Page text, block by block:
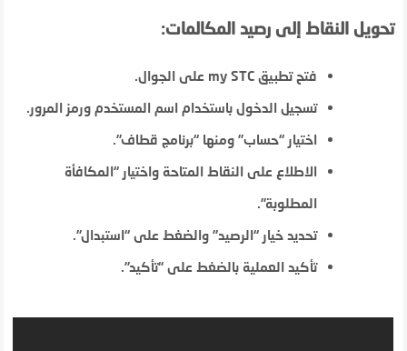
تحويل النقاط إلى رصيد المكالمات:
فتح تطبيق my STC على الجوال.
تسجيل الدخول باستخدام اسم المستخدم ورمز المرور.
اختيار “حساب” ومنها “برنامج قطاف”.
الاطلاع على النقاط المتاحة واختيار “المكافأة
المطلوبة”.
تحديد خيار “الرصيد” والضغط على “استبدال”.
تأكيد العملية بالضغط على “تأكيد”.